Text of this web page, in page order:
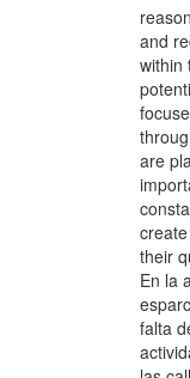
and
within
are
their
En la
falta